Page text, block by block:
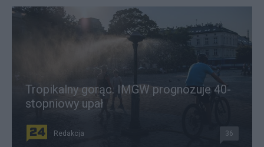
Tropikalny gorąc. IMGW prognozuje 40-
stopniowy upał
Redakcja 36